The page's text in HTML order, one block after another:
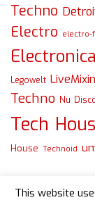
Techno
Electro electro-
Electronica
Legowelt
Techno Nu
Tech
House Technoid
This website